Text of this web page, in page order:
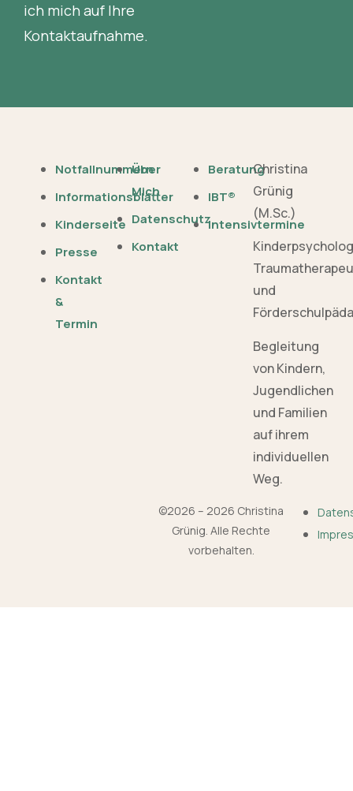
ich mich auf Ihre
Kontaktaufnahme.
Notfallnummern
Informationsblätter
Kinderseite
Presse
Kontakt
&
Termin
Über
Mich
Datenschutz
Kontakt
Beratung
IBT®
Intensivtermine
Christina
Grünig
(M.Sc.)
und
Begleitung
von Kindern,
Jugendlichen
und Familien
auf ihrem
individuellen
Weg.
©2026 – 2026 Christina
Grünig. Alle Rechte
vorbehalten.